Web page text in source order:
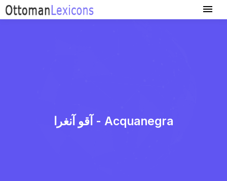
آقو آنغرا - Acquanegra